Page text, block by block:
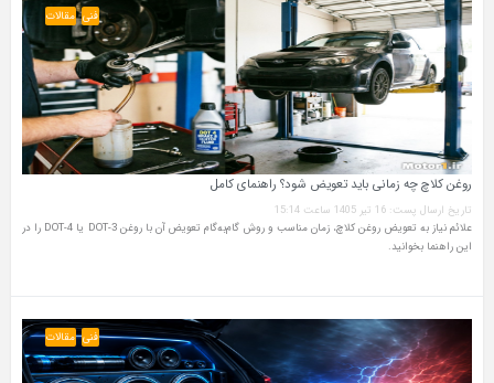
فنی مقالات
روغن کلاچ چه زمانی باید تعویض شود؟ راهنمای کامل
تاریخ ارسال پست: 16 تیر 1405 ساعت 15:14
علائم نیاز به تعویض روغن کلاچ، زمان مناسب و روش گام‌به‌گام تعویض آن با روغن DOT-3 یا DOT-4 را در
این راهنما بخوانید.
فنی مقالات